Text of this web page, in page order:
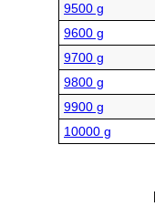
9500 g
9600 g
9700 g
9800 g
9900 g
10000 g